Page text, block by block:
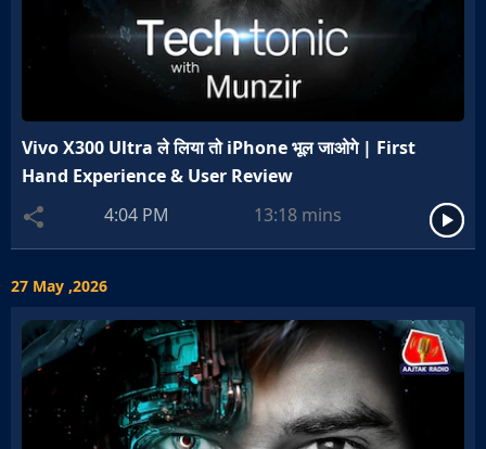
Vivo X300 Ultra ले लिया तो iPhone भूल जाओगे | First
Hand Experience & User Review
4:04 PM
13:18 mins
27 May ,2026